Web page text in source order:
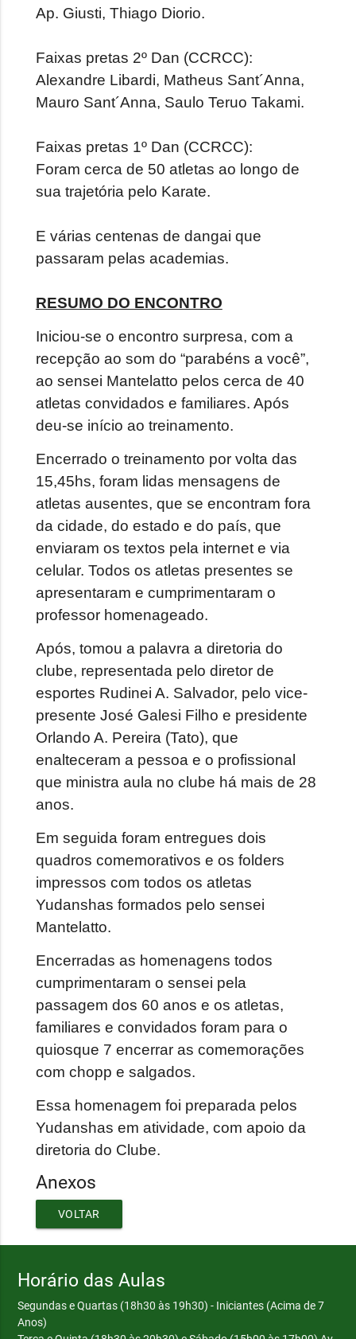
Ap. Giusti, Thiago Diorio.
Faixas pretas 2º Dan (CCRCC):
Alexandre Libardi, Matheus Sant´Anna,
Mauro Sant´Anna, Saulo Teruo Takami.
Faixas pretas 1º Dan (CCRCC):
Foram cerca de 50 atletas ao longo de
sua trajetória pelo Karate.
E várias centenas de dangai que
passaram pelas academias.
RESUMO DO ENCONTRO
Iniciou-se o encontro surpresa, com a
recepção ao som do “parabéns a você”,
ao sensei Mantelatto pelos cerca de 40
atletas convidados e familiares. Após
deu-se início ao treinamento.
Encerrado o treinamento por volta das
15,45hs, foram lidas mensagens de
atletas ausentes, que se encontram fora
da cidade, do estado e do país, que
enviaram os textos pela internet e via
celular. Todos os atletas presentes se
apresentaram e cumprimentaram o
professor homenageado.
Após, tomou a palavra a diretoria do
clube, representada pelo diretor de
esportes Rudinei A. Salvador, pelo vice-
presente José Galesi Filho e presidente
Orlando A. Pereira (Tato), que
enalteceram a pessoa e o profissional
que ministra aula no clube há mais de 28
anos.
Em seguida foram entregues dois
quadros comemorativos e os folders
impressos com todos os atletas
Yudanshas formados pelo sensei
Mantelatto.
Encerradas as homenagens todos
cumprimentaram o sensei pela
passagem dos 60 anos e os atletas,
familiares e convidados foram para o
quiosque 7 encerrar as comemorações
com chopp e salgados.
Essa homenagem foi preparada pelos
Yudanshas em atividade, com apoio da
diretoria do Clube.
Anexos
VOLTAR
Horário das Aulas
Segundas e Quartas (18h30 às 19h30) - Iniciantes (Acima de 7
Anos)